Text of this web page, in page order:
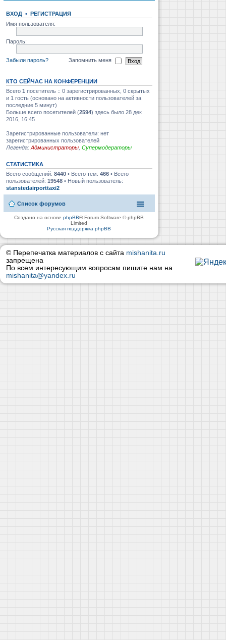
ВХОД • РЕГИСТРАЦИЯ
Имя пользователя:
Пароль:
Забыли пароль? Запомнить меня
КТО СЕЙЧАС НА КОНФЕРЕНЦИИ
Всего 1 посетитель :: 0 зарегистрированных, 0 скрытых
и 1 гость (основано на активности пользователей за
последние 5 минут)
Больше всего посетителей (2594) здесь было 28 дек
2016, 16:45
Зарегистрированные пользователи: нет
зарегистрированных пользователей
Легенда: Администраторы Супермодераторы
СТАТИСТИКА
Всего сообщений: 8440 • Всего тем: 466 • Всего
пользователей: 19548 • Новый пользователь:
stanstedairporttaxi2
Список форумов
Создано на основеphpBB® Forum Software © phpBB
Limited
Русская поддержка phpBB
© Перепечатка материалов с сайта mishanita.ru
запрещена
По всем интересующим вопросам пишите нам на
mishanita@yandex.ru